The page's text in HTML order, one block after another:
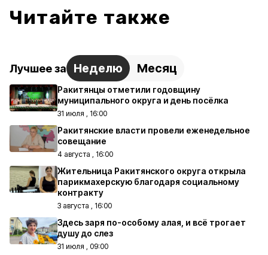
Читайте также
Лучшее за Неделю Месяц
Ракитянцы отметили годовщину
муниципального округа и день посёлка
31 июля , 16:00
Ракитянские власти провели еженедельное
совещание
4 августа , 16:00
Жительница Ракитянского округа открыла
парикмахерскую благодаря социальному
контракту
3 августа , 16:00
Здесь заря по-особому алая, и всё трогает
душу до слез
31 июля , 09:00